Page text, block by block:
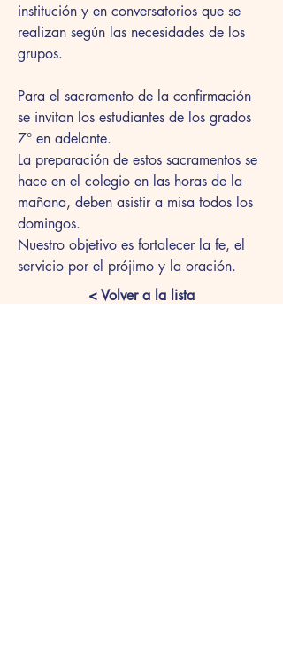
institución y en conversatorios que se
realizan según las necesidades de los
grupos.
Para el sacramento de la confirmación
se invitan los estudiantes de los grados
7° en adelante.
La preparación de estos sacramentos se
hace en el colegio en las horas de la
mañana, deben asistir a misa todos los
domingos.
Nuestro objetivo es fortalecer la fe, el
servicio por el prójimo y la oración.
< Volver a la lista